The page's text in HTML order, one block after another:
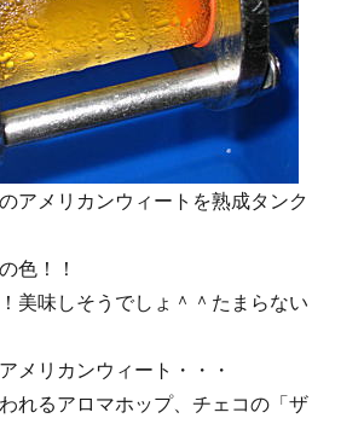
アメリカンウィートを熟成タンク
色！！
美味しそうでしょ＾＾たまらない
メリカンウィート・・・
れるアロマホップ、チェコの「ザ